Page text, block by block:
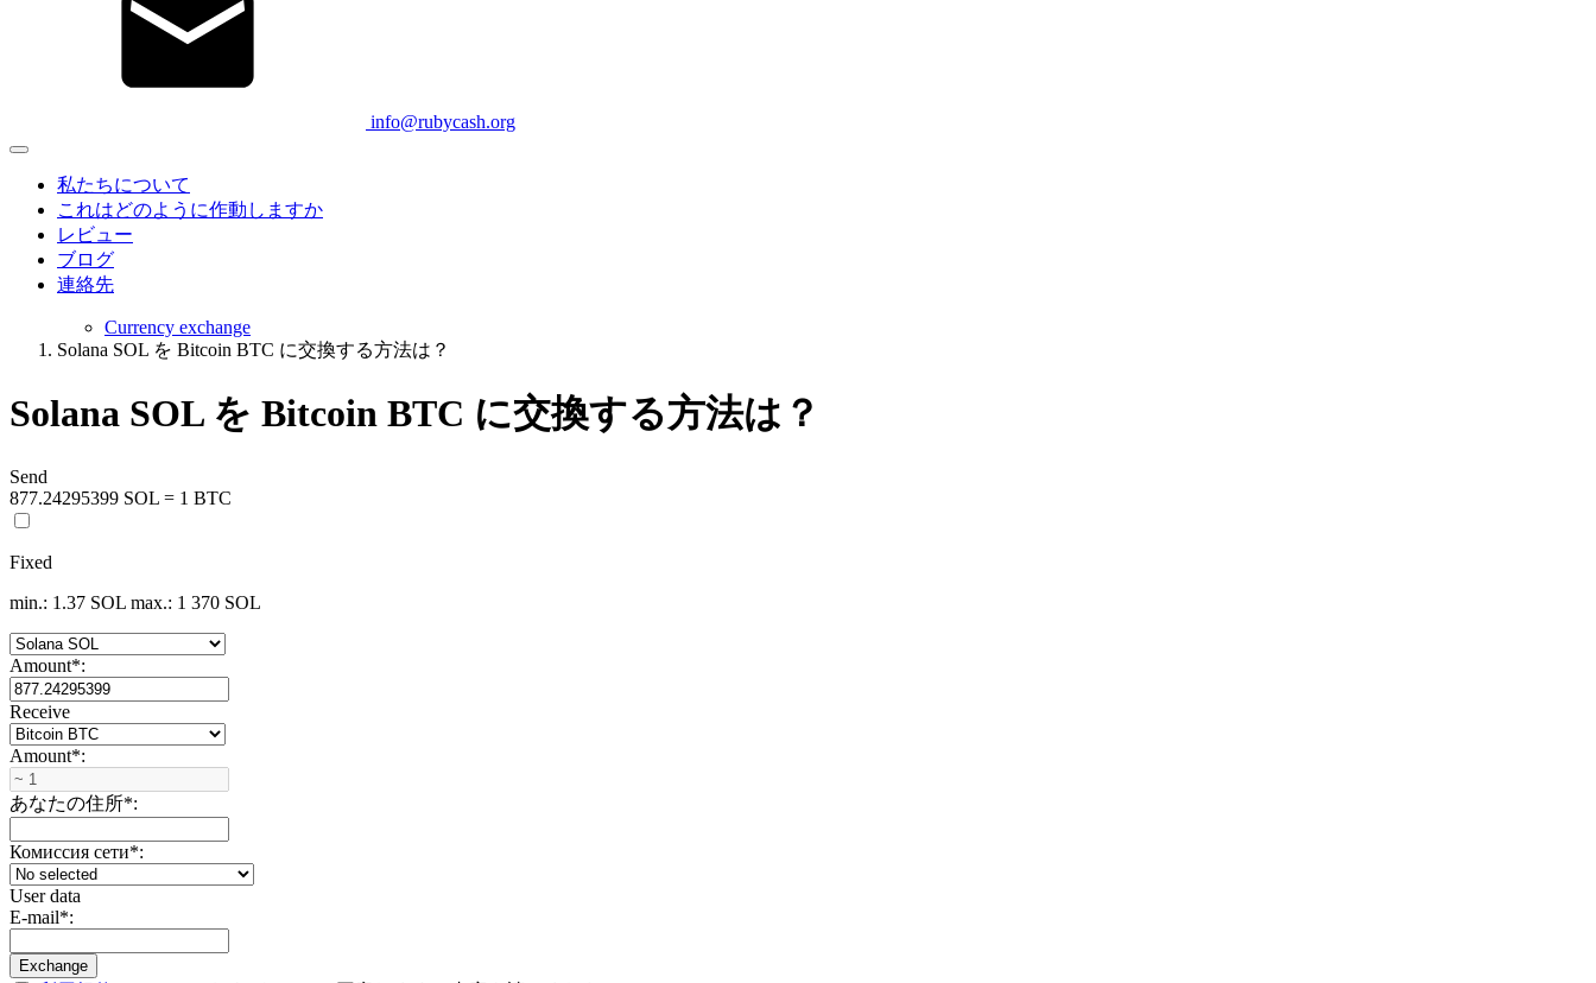
info@rubycash.org
私たちについて
これはどのように作動しますか
レビュー
ブログ
連絡先
Currency exchange
Solana SOL を Bitcoin BTC に交換する方法は？
Solana SOL を Bitcoin BTC に交換する方法は？
Send
877.24295399 SOL = 1 BTC
Fixed
min.: 1.37 SOL max.: 1 370 SOL
Amount*:
Receive
Amount*:
あなたの住所*:
Комиссия сети*:
User data
E-mail*: